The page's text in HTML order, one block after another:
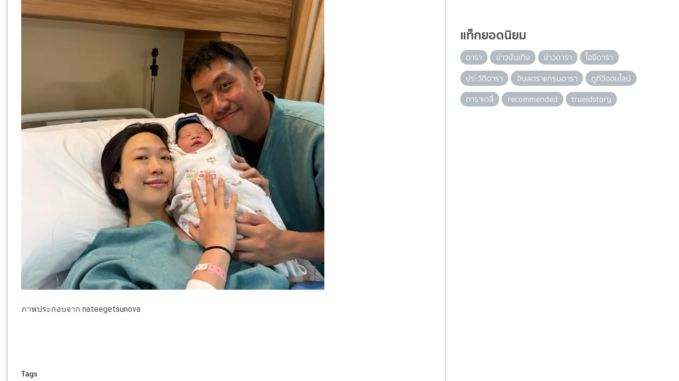
ภาพประกอบจาก nateegetsunova
Tags
แท็กยอดนิยม
ดารา ข่าวบันเทิง ข่าวดารา
ไอจีดารา
ประวัติดารา
อินสตราแกรมดารา
ดูทีวีออนไลน์
ดาราเดลี่
recommended trueidstory